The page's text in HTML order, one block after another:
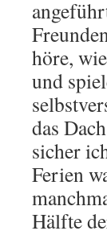
höre,
und
das
sicher
Ferien
Hälfte